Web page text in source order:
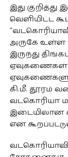
இது குறித்து
வெளியிட்ட
அருகே உள்ள
இருந்து
ஏவுகணைகள்
கி.மீ. தூரம்
வடகொரியா
இடையிலான
என